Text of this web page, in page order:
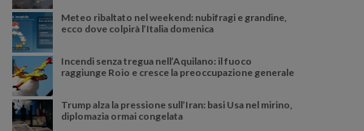
Meteo ribaltato nel weekend: nubifragi e grandine,
ecco dove colpirà l’Italia domenica
Incendi senza tregua nell’Aquilano: il fuoco
raggiunge Roio e cresce la preoccupazione generale
Trump alza la pressione sull’Iran: basi Usa nel mirino,
diplomazia ormai congelata